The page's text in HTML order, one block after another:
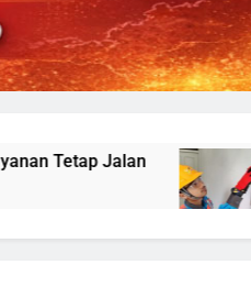
Sistem Listrik
14 Hours Ago